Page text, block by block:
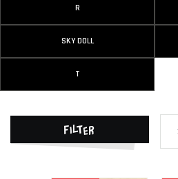
R
SKY DOLL
T
Filter